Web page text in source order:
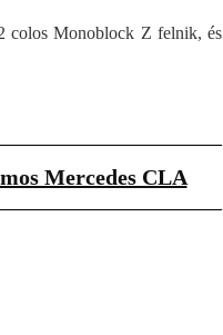
colos Monoblock Z felnik, és
Mercedes CLA